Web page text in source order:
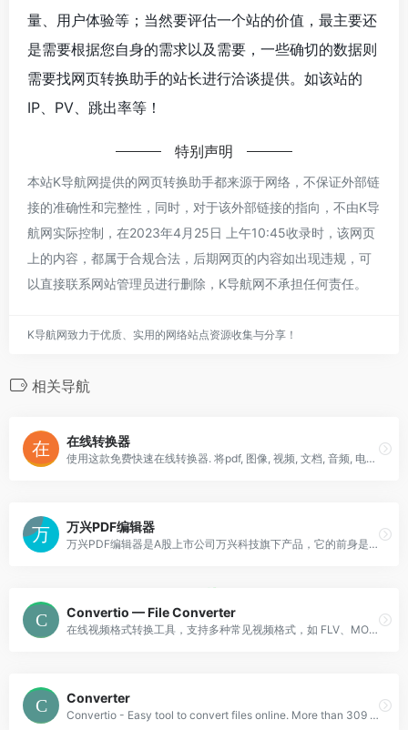
量、用户体验等；当然要评估一个站的价值，最主要还
是需要根据您自身的需求以及需要，一些确切的数据则
需要找网页转换助手的站长进行洽谈提供。如该站的
IP、PV、跳出率等！
特别声明
本站K导航网提供的网页转换助手都来源于网络，不保证外部链
接的准确性和完整性，同时，对于该外部链接的指向，不由K导
航网实际控制，在2023年4月25日 上午10:45收录时，该网页
上的内容，都属于合规合法，后期网页的内容如出现违规，可
以直接联系网站管理员进行删除，K导航网不承担任何责任。
K导航网致力于优质、实用的网络站点资源收集与分享！
相关导航
在线转换器
使用这款免费快速在线转换器. 将pdf, 图像, 视频, 文档, 音频, 电子书及压缩等文件格式转换为其他格式。现支持超过20200多种不同格式转换。
万兴PDF编辑器
万兴PDF编辑器是A股上市公司万兴科技旗下产品，它的前身是PDFelement，是一款专业的PDF编辑器。
Convertio — File Converter
在线视频格式转换工具，支持多种常见视频格式，如 FLV、MOV 和 AVI 等。上传的视频文件不能超过 100 MB。
Converter
Convertio - Easy tool to convert files online. More than 309 different document,